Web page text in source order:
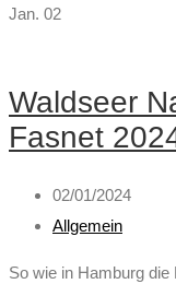
Jan. 02
Waldseer
Fasnet
02/01/2024
Allgemein
So wie in Hamburg die